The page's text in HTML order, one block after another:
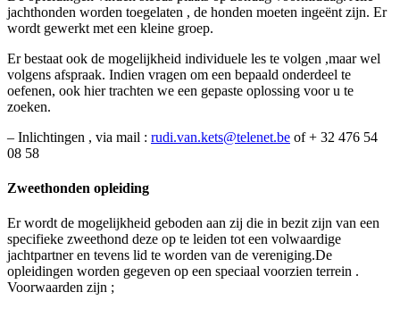
jachthonden worden toegelaten , de honden moeten ingeënt zijn. Er
wordt gewerkt met een kleine groep.
Er bestaat ook de mogelijkheid individuele les te volgen ,maar wel
volgens afspraak. Indien vragen om een bepaald onderdeel te
oefenen, ook hier trachten we een gepaste oplossing voor u te
zoeken.
– Inlichtingen , via mail : rudi.van.kets@telenet.be of + 32 476 54
08 58
Zweethonden opleiding
Er wordt de mogelijkheid geboden aan zij die in bezit zijn van een
specifieke zweethond deze op te leiden tot een volwaardige
jachtpartner en tevens lid te worden van de vereniging.De
opleidingen worden gegeven op een speciaal voorzien terrein .
Voorwaarden zijn ;